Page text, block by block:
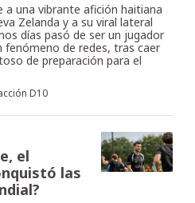
a una vibrante afición haitiana
Zelanda y a su viral lateral
días pasó de ser un jugador
fenómeno de redes, tras caer
de preparación para el
D10
el
las